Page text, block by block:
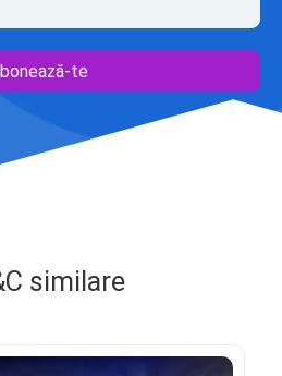
te
similare